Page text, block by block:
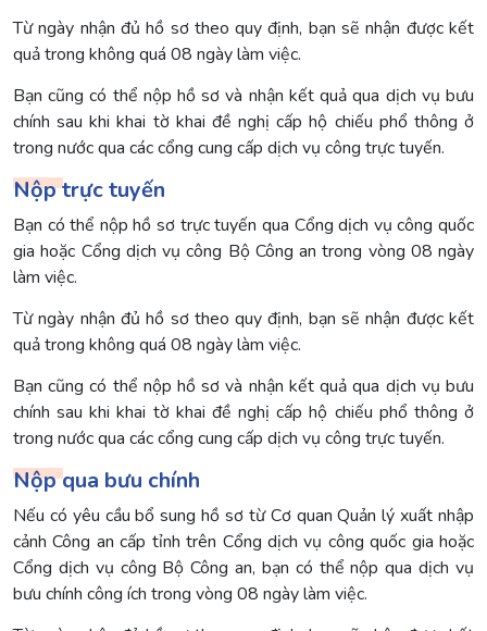
Từ ngày nhận đủ hồ sơ theo quy định, bạn sẽ nhận được kết
quả trong không quá 08 ngày làm việc.
Bạn cũng có thể nộp hồ sơ và nhận kết quả qua dịch vụ bưu
chính sau khi khai tờ khai đề nghị cấp hộ chiếu phổ thông ở
trong nước qua các cổng cung cấp dịch vụ công trực tuyến.
Nộp trực tuyến
Bạn có thể nộp hồ sơ trực tuyến qua Cổng dịch vụ công quốc
gia hoặc Cổng dịch vụ công Bộ Công an trong vòng 08 ngày
làm việc.
Từ ngày nhận đủ hồ sơ theo quy định, bạn sẽ nhận được kết
quả trong không quá 08 ngày làm việc.
Bạn cũng có thể nộp hồ sơ và nhận kết quả qua dịch vụ bưu
chính sau khi khai tờ khai đề nghị cấp hộ chiếu phổ thông ở
trong nước qua các cổng cung cấp dịch vụ công trực tuyến.
Nộp qua bưu chính
Nếu có yêu cầu bổ sung hồ sơ từ Cơ quan Quản lý xuất nhập
cảnh Công an cấp tỉnh trên Cổng dịch vụ công quốc gia hoặc
Cổng dịch vụ công Bộ Công an, bạn có thể nộp qua dịch vụ
bưu chính công ích trong vòng 08 ngày làm việc.